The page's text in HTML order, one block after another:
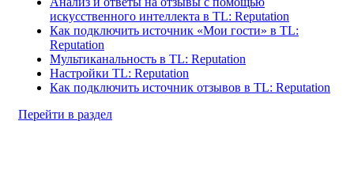
искусственного интеллекта в TL: Reputation
Как подключить источник «Мои гости» в TL:
Reputation
Мультиканальность в TL: Reputation
Настройки TL: Reputation
Как подключить источник отзывов в TL: Reputation
Перейти в раздел